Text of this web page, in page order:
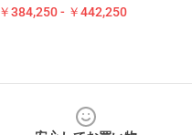
￥384,250 - ￥442,250